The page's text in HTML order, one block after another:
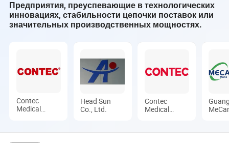
экстренной
реанимации,
лабораторное
давления,
ветеринарный,
стоматологический,
монитор пациента
медицинское
оборудование
Предприятия, преуспевающие в технологических
инновациях, стабильности цепочки поставок или
значительных производственных мощностях.
Contec
Medical
Head Sun
Co., Ltd.
Contec
Medical